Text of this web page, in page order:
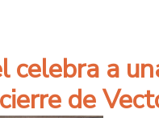
celebra a
de